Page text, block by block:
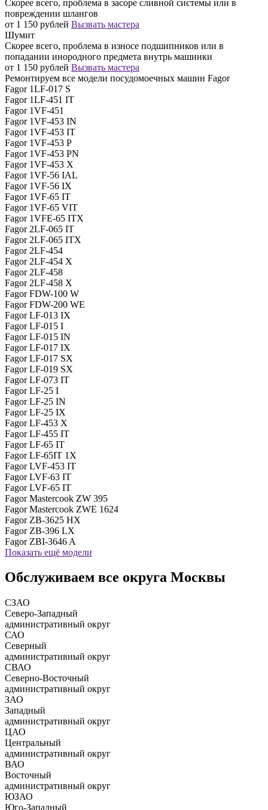
Скорее всего, проблема в засоре сливной системы или в
повреждении шлангов
от 1 150 рублей Вызвать мастера
Шумит
Скорее всего, проблема в износе подшипников или в
попадании инородного предмета внутрь машинки
от 1 150 рублей Вызвать мастера
Ремонтируем все модели посудомоечных машин Fagor
Fagor 1LF-017 S
Fagor 1LF-451 IT
Fagor 1VF-451
Fagor 1VF-453 IN
Fagor 1VF-453 IT
Fagor 1VF-453 P
Fagor 1VF-453 PN
Fagor 1VF-453 X
Fagor 1VF-56 IAL
Fagor 1VF-56 IX
Fagor 1VF-65 IT
Fagor 1VF-65 VIT
Fagor 1VFE-65 ITX
Fagor 2LF-065 IT
Fagor 2LF-065 ITX
Fagor 2LF-454
Fagor 2LF-454 X
Fagor 2LF-458
Fagor 2LF-458 X
Fagor FDW-100 W
Fagor FDW-200 WE
Fagor LF-013 IX
Fagor LF-015 I
Fagor LF-015 IN
Fagor LF-017 IX
Fagor LF-017 SX
Fagor LF-019 SX
Fagor LF-073 IT
Fagor LF-25 I
Fagor LF-25 IN
Fagor LF-25 IX
Fagor LF-453 X
Fagor LF-455 IT
Fagor LF-65 IT
Fagor LF-65IT 1X
Fagor LVF-453 IT
Fagor LVF-63 IT
Fagor LVF-65 IT
Fagor Mastercook ZW 395
Fagor Mastercook ZWE 1624
Fagor ZB-3625 HX
Fagor ZB-396 LX
Fagor ZBI-3646 A
Показать ещё модели
Обслуживаем все округа Москвы
СЗАО
Северо-Западный
административный округ
САО
Северный
административный округ
СВАО
Северно-Восточный
административный округ
ЗАО
Западный
административный округ
ЦАО
Центральный
административный округ
ВАО
Восточный
административный округ
ЮЗАО
Юго-Западный